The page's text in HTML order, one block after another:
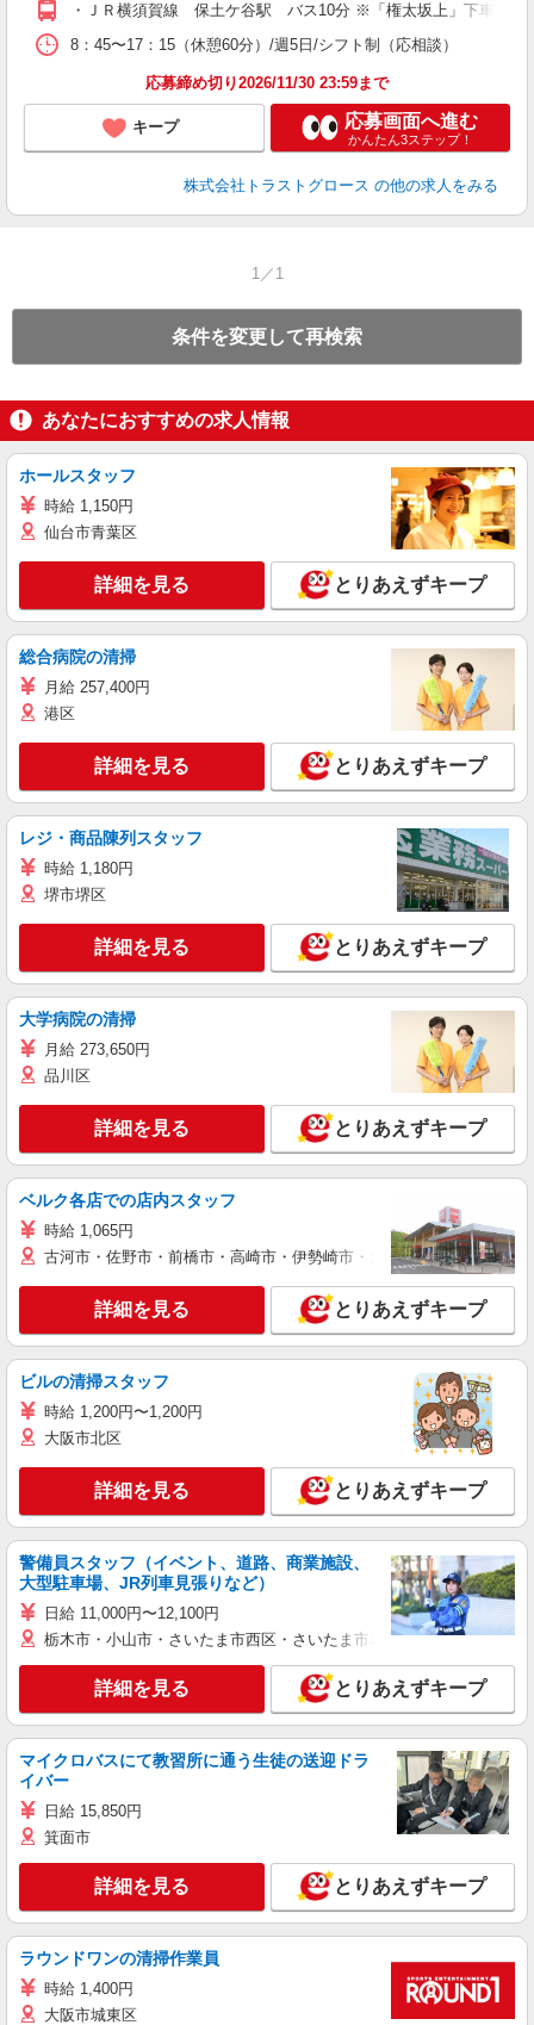
・ＪＲ横須賀線 保土ケ谷駅 バス10分 ※「権太坂上」下車徒歩
8：45〜17：15（休憩60分）/週5日/シフト制（応相談）
応募締め切り2026/11/30 23:59まで
キープ 応募画面へ進む
かんたん3ステップ！
株式会社トラストグロース の他の求人をみる
1／1
条件を変更して再検索
あなたにおすすめの求人情報
ホールスタッフ
時給 1,150円
仙台市青葉区
詳細を見る とりあえずキープ
総合病院の清掃
月給 257,400円
港区
詳細を見る とりあえずキープ
レジ・商品陳列スタッフ
時給 1,180円
堺市堺区
詳細を見る とりあえずキープ
大学病院の清掃
月給 273,650円
品川区
詳細を見る とりあえずキープ
ベルク各店での店内スタッフ
時給 1,065円
古河市・佐野市・前橋市・高崎市・伊勢崎市・太田市・館林市・藤
詳細を見る とりあえずキープ
ビルの清掃スタッフ
時給 1,200円〜1,200円
大阪市北区
詳細を見る とりあえずキープ
警備員スタッフ（イベント、道路、商業施設、
大型駐車場、JR列車見張りなど）
日給 11,000円〜12,100円
栃木市・小山市・さいたま市西区・さいたま市岩槻区・久喜市・蓮田
詳細を見る とりあえずキープ
マイクロバスにて教習所に通う生徒の送迎ドラ
イバー
日給 15,850円
箕面市
詳細を見る とりあえずキープ
ラウンドワンの清掃作業員
時給 1,400円
大阪市城東区